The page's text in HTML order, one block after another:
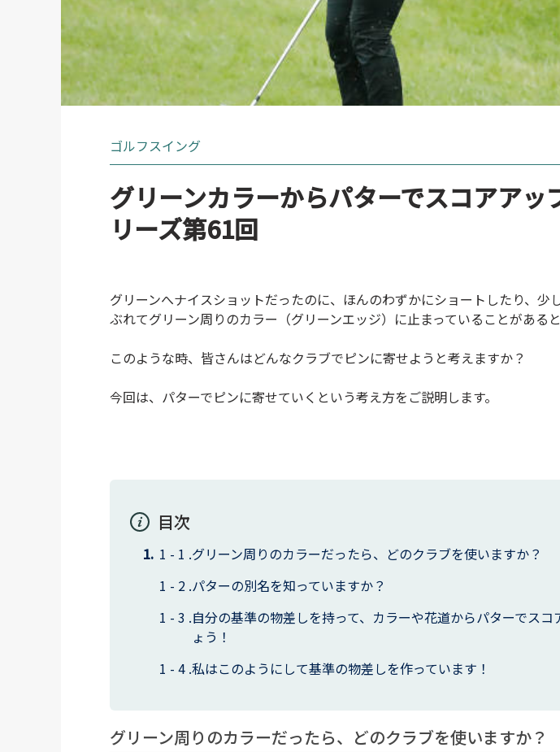
ゴルフスイング
グリーンカラーからパターでスコアアッ
リーズ第61回
グリーンへナイスショットだったのに、ほんのわずかにショートしたり、少
ぶれてグリーン周りのカラー（グリーンエッジ）に止まっていることがあると
このような時、皆さんはどんなクラブでピンに寄せようと考えますか？
今回は、パターでピンに寄せていくという考え方をご説明します。
目次
グリーン周りのカラーだったら、どのクラブを使いますか？
パターの別名を知っていますか？
自分の基準の物差しを持って、カラーや花道からパターでスコ
ょう！
私はこのようにして基準の物差しを作っています！
グリーン周りのカラーだったら、どのクラブを使いますか？